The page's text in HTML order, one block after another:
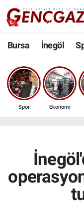
Bursa İnegöl
Spor Ekonomi
Bursa
İnegöl
3.SAYFA
Ekonomi
Nöbetçi
Hava Durumu
Trafik Durumu
Son Dakika
Haber Arşivi